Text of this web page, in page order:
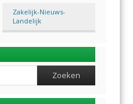
Zakelijk-Nieuws-
Landelijk